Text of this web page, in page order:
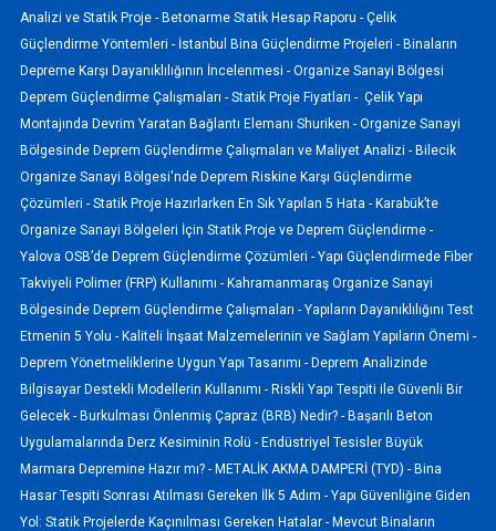
Analizi ve Statik Proje - Betonarme Statik Hesap Raporu - Çelik
Güçlendirme Yöntemleri - İstanbul Bina Güçlendirme Projeleri - Binaların
Depreme Karşı Dayanıklılığının İncelenmesi - Organize Sanayi Bölgesi
Deprem Güçlendirme Çalışmaları - Statik Proje Fiyatları - Çelik Yapı
Montajında Devrim Yaratan Bağlantı Elemanı Shuriken - Organize Sanayi
Bölgesinde Deprem Güçlendirme Çalışmaları ve Maliyet Analizi - Bilecik
Organize Sanayi Bölgesi'nde Deprem Riskine Karşı Güçlendirme
Çözümleri - Statik Proje Hazırlarken En Sık Yapılan 5 Hata - Karabük’te
Organize Sanayi Bölgeleri İçin Statik Proje ve Deprem Güçlendirme -
Yalova OSB’de Deprem Güçlendirme Çözümleri - Yapı Güçlendirmede Fiber
Takviyeli Polimer (FRP) Kullanımı - Kahramanmaraş Organize Sanayi
Bölgesinde Deprem Güçlendirme Çalışmaları - Yapıların Dayanıklılığını Test
Etmenin 5 Yolu - Kaliteli İnşaat Malzemelerinin ve Sağlam Yapıların Önemi -
Deprem Yönetmeliklerine Uygun Yapı Tasarımı - Deprem Analizinde
Bilgisayar Destekli Modellerin Kullanımı - Riskli Yapı Tespiti ile Güvenli Bir
Gelecek - Burkulması Önlenmiş Çapraz (BRB) Nedir? - Başarılı Beton
Uygulamalarında Derz Kesiminin Rolü - Endüstriyel Tesisler Büyük
Marmara Depremine Hazır mı? - METALİK AKMA DAMPERİ (TYD) - Bina
Hasar Tespiti Sonrası Atılması Gereken İlk 5 Adım - Yapı Güvenliğine Giden
Yol: Statik Projelerde Kaçınılması Gereken Hatalar - Mevcut Binaların